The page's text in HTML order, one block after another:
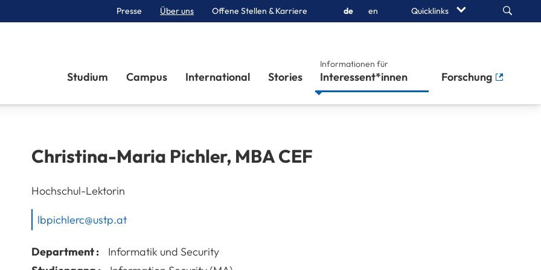
Presse Über uns Offene Stellen & Karriere de en Quicklinks Search
Studium Campus International Stories
Informationen für
Interessent*innen Forschung
Christina-Maria Pichler, MBA CEF
Hochschul-Lektorin
lbpichlerc@ustp.at
Department :
Informatik und Security